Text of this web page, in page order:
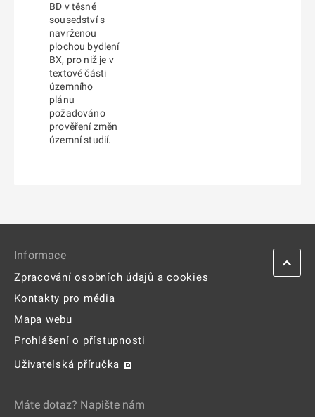
BD v těsné
sousedství s
navrženou
plochou bydlení
BX, pro niž je v
textové části
územního
plánu
požadováno
prověření změn
územní studií.
Informace
Zpracování osobních údajů a cookies
Kontakty pro média
Mapa webu
Prohlášení o přístupnosti
Uživatelská příručka
Máte dotaz? Napište nám